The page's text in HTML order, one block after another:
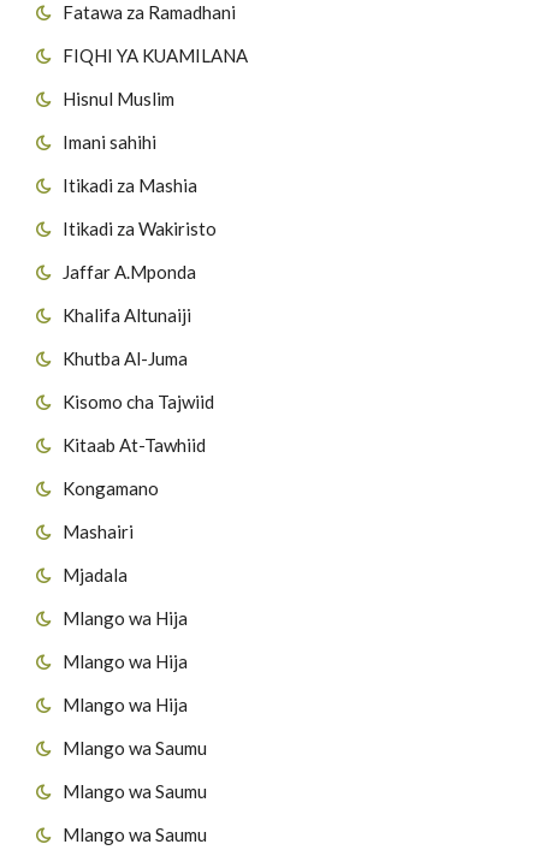
Fatawa za Ramadhani
FIQHI YA KUAMILANA
Hisnul Muslim
Imani sahihi
Itikadi za Mashia
Itikadi za Wakiristo
Jaffar A.Mponda
Khalifa Altunaiji
Khutba Al-Juma
Kisomo cha Tajwiid
Kitaab At-Tawhiid
Kongamano
Mashairi
Mjadala
Mlango wa Hija
Mlango wa Hija
Mlango wa Hija
Mlango wa Saumu
Mlango wa Saumu
Mlango wa Saumu